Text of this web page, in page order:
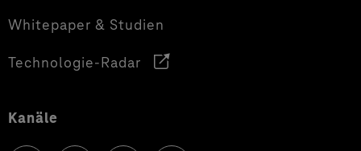
Whitepaper & Studien
Technologie-Radar
Kanäle